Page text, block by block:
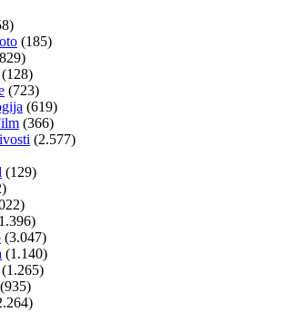
(185)
(128)
(723)
(619)
(366)
(2.577)
(129)
(3.047)
(1.140)
(1.265)
(935)